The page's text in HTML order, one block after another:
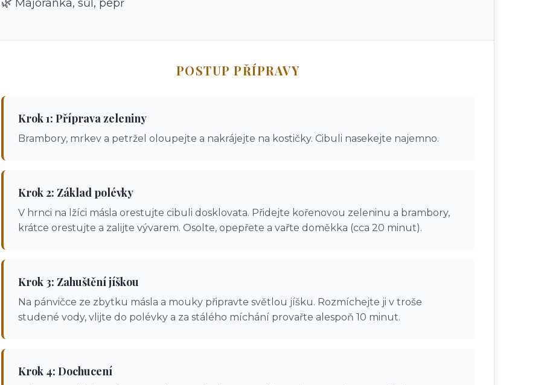
🌿 Majoránka, sůl, pepř
POSTUP PŘÍPRAVY
Krok 1: Příprava zeleniny
Brambory, mrkev a petržel oloupejte a nakrájejte na kostičky. Cibuli nasekejte najemno.
Krok 2: Základ polévky
V hrnci na lžíci másla orestujte cibuli dosklovata. Přidejte kořenovou zeleninu a brambory,
krátce orestujte a zalijte vývarem. Osolte, opepřete a vařte doměkka (cca 20 minut).
Krok 3: Zahuštění jíškou
Na pánvičce ze zbytku másla a mouky připravte světlou jíšku. Rozmíchejte ji v troše
studené vody, vlijte do polévky a za stálého míchání provařte alespoň 10 minut.
Krok 4: Dochucení